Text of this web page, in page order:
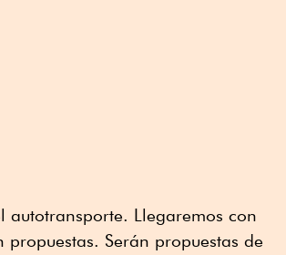
autotransporte. Llegaremos con
Serán propuestas de